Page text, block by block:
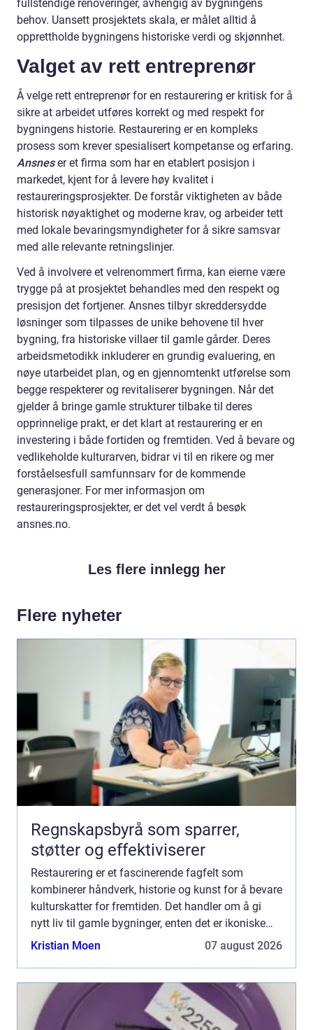
fullstendige renoveringer, avhengig av bygningens
behov. Uansett prosjektets skala, er målet alltid å
opprettholde bygningens historiske verdi og skjønnhet.
Valget av rett entreprenør
Å velge rett entreprenør for en restaurering er kritisk for å
sikre at arbeidet utføres korrekt og med respekt for
bygningens historie. Restaurering er en kompleks
prosess som krever spesialisert kompetanse og erfaring.
Ansnes er et firma som har en etablert posisjon i
markedet, kjent for å levere høy kvalitet i
restaureringsprosjekter. De forstår viktigheten av både
historisk nøyaktighet og moderne krav, og arbeider tett
med lokale bevaringsmyndigheter for å sikre samsvar
med alle relevante retningslinjer.
Ved å involvere et velrenommert firma, kan eierne være
trygge på at prosjektet behandles med den respekt og
presisjon det fortjener. Ansnes tilbyr skreddersydde
løsninger som tilpasses de unike behovene til hver
bygning, fra historiske villaer til gamle gårder. Deres
arbeidsmetodikk inkluderer en grundig evaluering, en
nøye utarbeidet plan, og en gjennomtenkt utførelse som
begge respekterer og revitaliserer bygningen. Når det
gjelder å bringe gamle strukturer tilbake til deres
opprinnelige prakt, er det klart at restaurering er en
investering i både fortiden og fremtiden. Ved å bevare og
vedlikeholde kulturarven, bidrar vi til en rikere og mer
forståelsesfull samfunnsarv for de kommende
generasjoner. For mer informasjon om
restaureringsprosjekter, er det vel verdt å besøk
ansnes.no.
Les flere innlegg her
Flere nyheter
Regnskapsbyrå som sparrer,
støtter og effektiviserer
Restaurering er et fascinerende fagfelt som
kombinerer håndverk, historie og kunst for å bevare
kulturskatter for fremtiden. Det handler om å gi
nytt liv til gamle bygninger, enten det er ikoniske
kirker, sjarmerende hytter eller st...
Kristian Moen 07 august 2026